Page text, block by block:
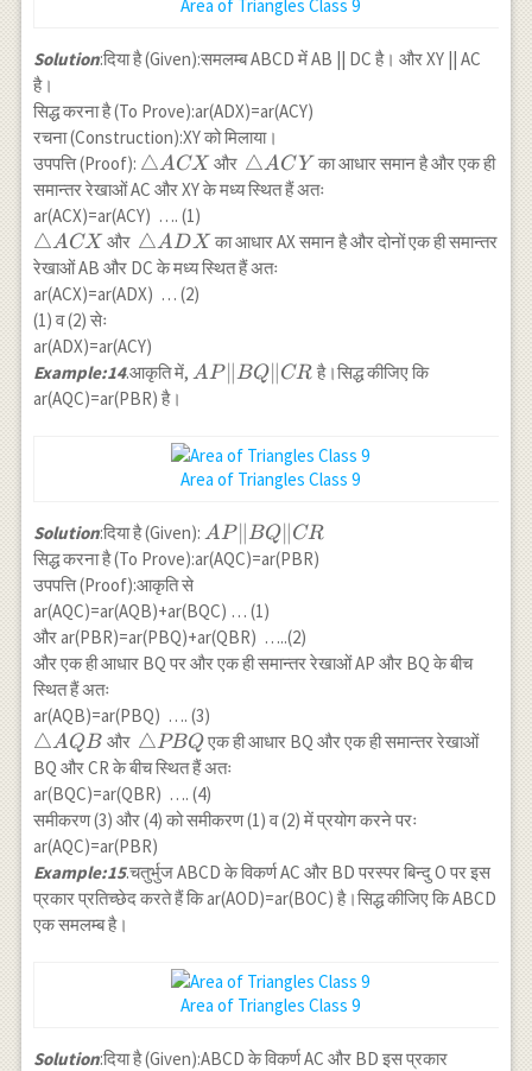
Area of Triangles Class 9
Solution:दिया है (Given):समलम्ब ABCD में AB || DC है। और XY || AC
है।
सिद्ध करना है (To Prove):ar(ADX)=ar(ACY)
रचना (Construction):XY को मिलाया।
उपपत्ति (Proof): \triangle
ACX
△ACX और \triangle
ACY
△ACY का आधार समान है और एक ही
समान्तर रेखाओं AC और XY के मध्य स्थित हैं अतः
ar(ACX)=ar(ACY) …. (1)
\triangle
ACX
△ACX और \triangle
ADX
△ADX का आधार AX समान है और दोनों एक ही समान्तर
रेखाओं AB और DC के मध्य स्थित हैं अतः
ar(ACX)=ar(ADX) … (2)
(1) व (2) सेः
ar(ADX)=ar(ACY)
Example:14.आकृति में, AP\|
CR
AP ∥BQ∥CR है।सिद्ध कीजिए कि
ar(AQC)=ar(PBR) है।
Area of Triangles Class 9
Solution:दिया है (Given): AP\|
BQ
CR
AP ∥BQ∥CR
सिद्ध करना है (To Prove):ar(AQC)=ar(PBR)
उपपत्ति (Proof):आकृति से
ar(AQC)=ar(AQB)+ar(BQC) … (1)
और ar(PBR)=ar(PBQ)+ar(QBR) …..(2)
और एक ही आधार BQ पर और एक ही समान्तर रेखाओं AP और BQ के बीच
स्थित हैं अतः
ar(AQB)=ar(PBQ) …. (3)
\triangle
AQB
△AQB और \triangle
PBQ
△PBQएक ही आधार BQ और एक ही समान्तर रेखाओं
BQ और CR के बीच स्थित हैं अतः
ar(BQC)=ar(QBR) …. (4)
समीकरण (3) और (4) को समीकरण (1) व (2) में प्रयोग करने परः
ar(AQC)=ar(PBR)
Example:15.चतुर्भुज ABCD के विकर्ण AC और BD परस्पर बिन्दु O पर इस
प्रकार प्रतिच्छेद करते हैं कि ar(AOD)=ar(BOC) है।सिद्ध कीजिए कि ABCD
एक समलम्ब है।
Area of Triangles Class 9
Solution:दिया है (Given):ABCD के विकर्ण AC और BD इस प्रकार